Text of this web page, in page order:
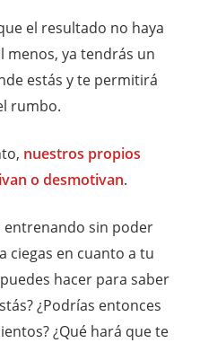
el resultado no haya
menos, ya tendrás un
estás y te permitirá
rumbo.
nuestros propios
o desmotivan.
entrenando sin poder
ciegas en cuanto a tu
hacer para saber
¿Podrías entonces
¿Qué hará que te